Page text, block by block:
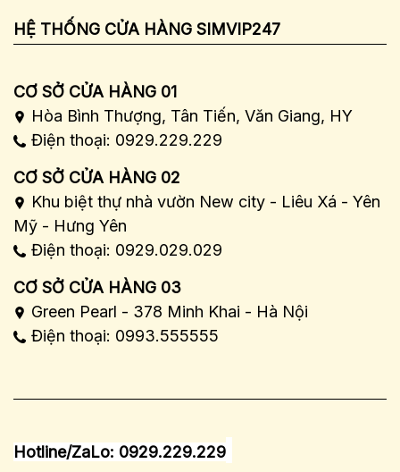
HỆ THỐNG CỬA HÀNG SIMVIP247
CƠ SỞ CỬA HÀNG 01
Hòa Bình Thượng, Tân Tiến, Văn Giang, HY
Điện thoại: 0929.229.229
CƠ SỞ CỬA HÀNG 02
Khu biệt thự nhà vườn New city - Liêu Xá - Yên
Mỹ - Hưng Yên
Điện thoại: 0929.029.029
CƠ SỞ CỬA HÀNG 03
Green Pearl - 378 Minh Khai - Hà Nội
Điện thoại: 0993.555555
Hotline/ZaLo: 0929.229.229